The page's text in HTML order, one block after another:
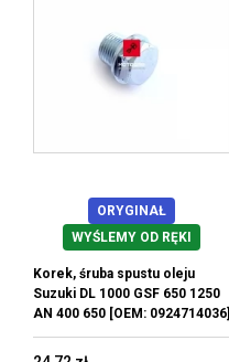
ORYGINAŁ
WYŚLEMY OD RĘKI
Korek, śruba spustu oleju
Suzuki DL 1000 GSF 650 1250
AN 400 650 [OEM: 0924714036]